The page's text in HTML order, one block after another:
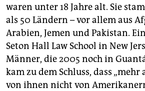
waren unter 18 Jahre alt. Sie
als 50 Ländern – vor allem aus
Arabien, Jemen und Pakistan.
Seton Hall Law School in New
Männer, die 2005 noch in
kam zu dem Schluss, dass „mehr
von ihnen nicht von